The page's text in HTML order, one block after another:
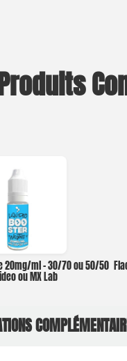
20mg/ml – 30/70 ou 50/50
ou MX Lab